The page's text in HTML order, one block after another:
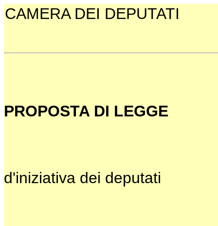
CAMERA DEI DEPUTATI
PROPOSTA DI LEGGE
d'iniziativa dei deputati